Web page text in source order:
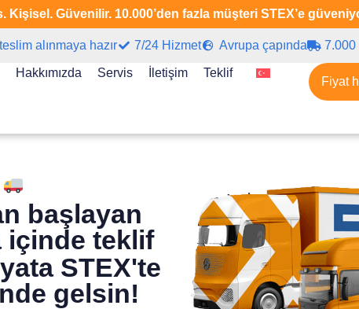
Kişisel. Güvenilir. 10.000’den fazla müşteri STEX’e
alınmaya hazır 7/24 Hizmet Avrupa çapında 7.000
Hakkımızda Servis İletişim Teklif
Fiyat
başlayan
içinde teklif
STEX'te
gelsin!